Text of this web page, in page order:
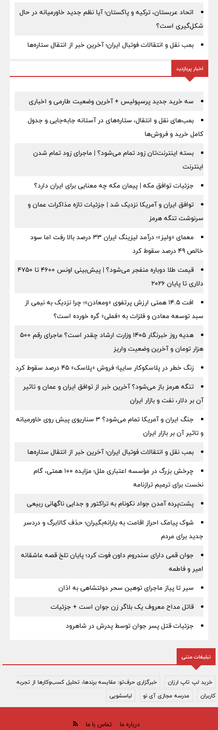
اتحاد عربستان، ترکیه و پاکستان؛ آیا نظم جدید خاورمیانه در حال
شکل‌گیری است؟
بمب نقل‌ و انتقالات فوتبال ایران؛ آخرین خبر از انتقال ستاره‌ها
اخبار پربازدید
سه خرید جدید پرسپولیس + آخرین وضعیت طارمی و اخباری
بمب‌های نقل و انتقال، ستاره‌های در آستانه جابه‌جایی و جدول
کامل خرید و فروش‌ها
بسته اینترنت‌تان زود تمام می‌شود؟ | ماجرای زود تمام شدن
اینترنت
جزئیات توافق مکه | پیمان مکه چه معنایی برای ایران دارد؟
توافق ایران و آمریکا نزدیک شد | جزئیات تازه مذاکرات عمان و
سرنوشت تنگه هرمز
معمای «ولیز»؛ درآمد لیزینگ ایران ۳۳ درصد بالا رفت اما سود
خالص ۴۹ درصد سقوط کرد
قیمت طلا دوباره منفجر می‌شود؟ | پیش‌بینی اونس ۴۶۰۰ تا ۴۷۵۰
دلاری تا پایان ۲۰۲۶
افت ۱۴.۵ همتی ارزش پرتفوی «ومعادن»؛ چرا نزدیک به نیمی از
سبد توسعه معادن و فلزات به «فملی» گره خورده است؟
هدیه روز خبرنگار ۱۴۰۵ وزارت ارشاد چقدر است؟ ماجرای رقم ۵۰۰
هزار تومان و آخرین وضعیت واریز
زنگ خطر در پلاسکوکار سایپا؛ فروش «پلاسک» ۴۵ درصد سقوط کرد
تنگه هرمز باز می‌شود؟ آخرین خبر از توافق ایران و عمان و تاثیر
آن بر دلار، نفت و بازار ایران
جنگ ایران و آمریکا تمام می‌شود؟ ۳ سناریوی پیش روی خاورمیانه
و تاثیر آن بر بازار ایران
بمب نقل‌ و انتقالات فوتبال ایران؛ آخرین خبر از انتقال ستاره‌ها
چرخش بزرگ در مؤسسه اعتباری ملل؛ مزایده ۱۰۰ همتی، گام
نخست برای ترمیم ترازنامه
پشت‌پرده آمدن جواد نکونام به تراکتور و جدایی ناگهانی ربیعی
شوک پیامک احراز اقامت به یارانه‌بگیران؛ حذف کالابرگ و دردسر
جدید برای مردم
جوان قمی دارای سندروم داون فوت کرد؛ پایان تلخ قصه عاشقانه
امیر و فاطمه
سیر تا پیاز ماجرای توهین سحر دولتشاهی به اذان
قاتل مداح معروف یک بلاگر زن جوان است + جزئیات
جزئیات قتل پسر جوان توسط پدرش در شاهرود
تبلیغات متنی
خرید لپ تاپ ارزان
خبرگزاری حرف‌تو: مقایسه برندها، تحلیل کسب‌وکارها از تجربه
کاربران
مدرسه مجازی آی نو لباسشویی
درباره ما تماس با ما